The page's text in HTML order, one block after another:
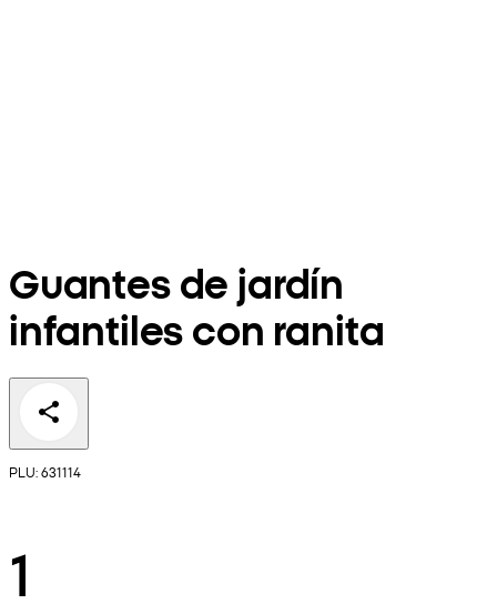
Guantes de jardín
infantiles con ranita
PLU: 631114
1